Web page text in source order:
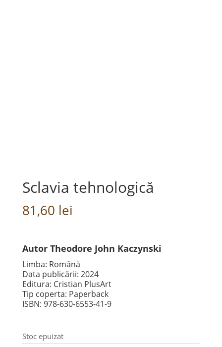
Sclavia tehnologică
81,60 lei
Autor Theodore John Kaczynski
Limba: Română
Data publicării: 2024
Editura: Cristian PlusArt
Tip coperta: Paperback
ISBN: 978-630-6553-41-9
Stoc epuizat